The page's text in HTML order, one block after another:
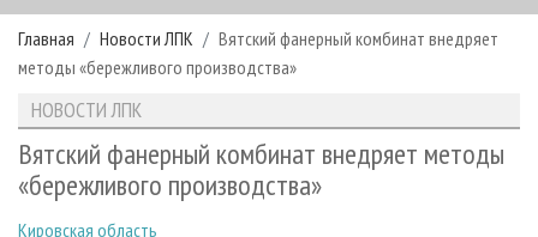
РУБРИКИ И ТЕМЫ
РУБРИКИ ЖУРНАЛА
ЛЕСОЗАГОТОВКА
ЛЕСОПИЛЕНИЕ
НОВОСТИ
НОВОСТИ ЛПК
НОВОСТИ ЖУРНАЛА
ПРОЕКТЫ ЛПИ
АНАЛИТИКА
ПРЕДПРИЯТИЯ ЛПК
АРХИВ ЖУРНАЛОВ
СТАТЬИ
О ЖУРНАЛЕ
ПОДПИСКА
РЕКЛАМОДАТЕЛЯМ
Главная Новости ЛПК
Вятский фанерный комбинат внедряет
методы «бережливого производства»
НОВОСТИ ЛПК
Вятский фанерный комбинат внедряет методы
«бережливого производства»
Кировская область